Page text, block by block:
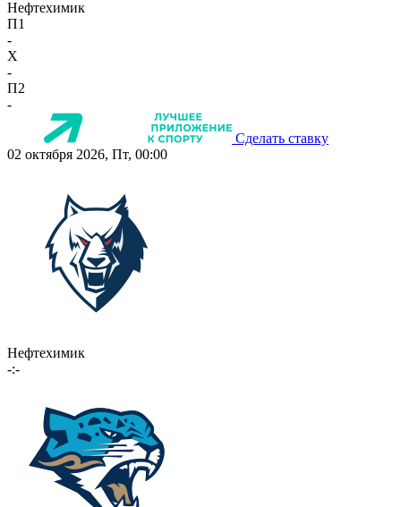
Нефтехимик
П1
-
X
-
П2
-
Сделать ставку
02 октября 2026, Пт, 00:00
Нефтехимик
-:-